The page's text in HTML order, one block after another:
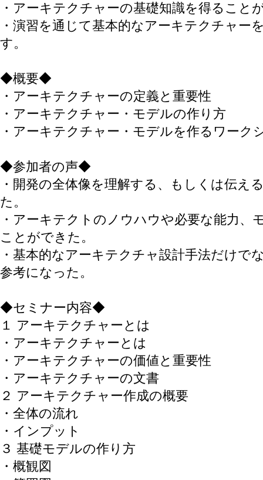
・アーキテクチャーの基礎知識を得ること
・演習を通じて基本的なアーキテクチャー
す。
◆概要◆
・アーキテクチャーの定義と重要性
・アーキテクチャー・モデルの作り方
・アーキテクチャー・モデルを作るワーク
◆参加者の声◆
・開発の全体像を理解する、もしくは伝え
た。
・アーキテクトのノウハウや必要な能力、
ことができた。
・基本的なアーキテクチャ設計手法だけで
参考になった。
◆セミナー内容◆
１ アーキテクチャーとは
・アーキテクチャーとは
・アーキテクチャーの価値と重要性
・アーキテクチャーの文書
２ アーキテクチャー作成の概要
・全体の流れ
・インプット
３ 基礎モデルの作り方
・概観図